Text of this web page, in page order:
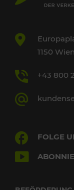
1150 Wien
+43 800
FOLGE